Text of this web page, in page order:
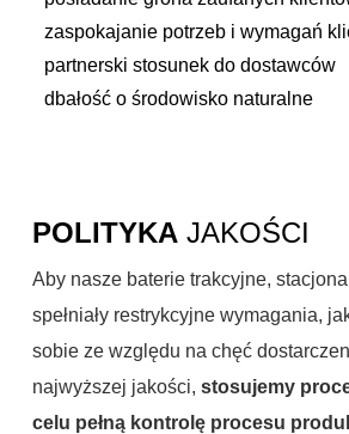
zaspokajanie potrzeb i wymagań
partnerski stosunek do dostawców
dbałość o środowisko naturalne
POLITYKAJAKOŚCI
Aby nasze baterie trakcyjne,
spełniały restrykcyjne wymagania,
sobie ze względu na chęć
najwyższej jakości, stosujemy
celu pełną kontrolę procesu